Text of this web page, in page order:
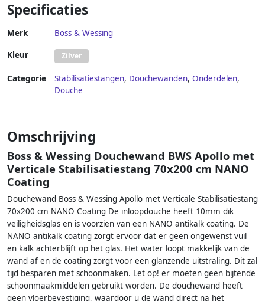
Specificaties
Merk Boss & Wessing
Kleur Zilver
Categorie Stabilisatiestangen, Douchewanden, Onderdelen,
Douche
Omschrijving
Boss & Wessing Douchewand BWS Apollo met
Verticale Stabilisatiestang 70x200 cm NANO
Coating
Douchewand Boss & Wessing Apollo met Verticale Stabilisatiestang
70x200 cm NANO Coating De inloopdouche heeft 10mm dik
veiligheidsglas en is voorzien van een NANO antikalk coating. De
NANO antikalk coating zorgt ervoor dat er geen ongewenst vuil
en kalk achterblijft op het glas. Het water loopt makkelijk van de
wand af en de coating zorgt voor een glanzende uitstraling. Dit zal
tijd besparen met schoonmaken. Let op! er moeten geen bijtende
schoonmaakmiddelen gebruikt worden. De douchewand heeft
geen vloerbevestiging, waardoor u de wand direct na het